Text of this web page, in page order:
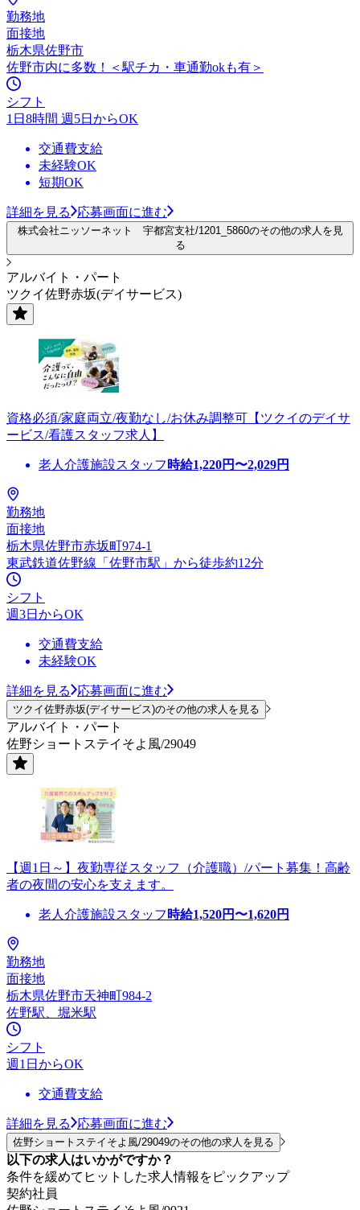
勤務地
面接地
栃木県佐野市
佐野市内に多数！＜駅チカ・車通勤okも有＞
シフト
1日8時間 週5日からOK
交通費支給
未経験OK
短期OK
詳細を見る 応募画面に進む
株式会社ニッソーネット 宇都宮支社/1201_5860のその他の求人を見
る
アルバイト・パート
ツクイ佐野赤坂(デイサービス)
資格必須/家庭両立/夜勤なし/お休み調整可【ツクイのデイサ
ービス/看護スタッフ求人】
老人介護施設スタッフ 時給1,220円〜2,029円
勤務地
面接地
栃木県佐野市赤坂町974-1
東武鉄道佐野線「佐野市駅」から徒歩約12分
シフト
週3日からOK
交通費支給
未経験OK
詳細を見る 応募画面に進む
ツクイ佐野赤坂(デイサービス)のその他の求人を見る
アルバイト・パート
佐野ショートステイそよ風/29049
【週1日～】夜勤専従スタッフ（介護職）/パート募集！高齢
者の夜間の安心を支えます。
老人介護施設スタッフ 時給1,520円〜1,620円
勤務地
面接地
栃木県佐野市天神町984-2
佐野駅、堀米駅
シフト
週1日からOK
交通費支給
詳細を見る 応募画面に進む
佐野ショートステイそよ風/29049のその他の求人を見る
以下の求人はいかがですか？
条件を緩めてヒットした求人情報をピックアップ
契約社員